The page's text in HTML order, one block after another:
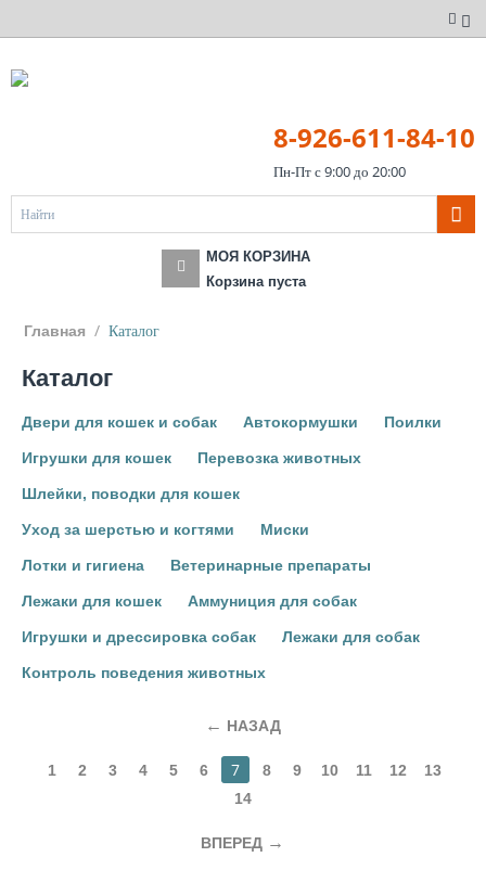
8-926-611-84-10
Пн-Пт с 9:00 до 20:00
МОЯ КОРЗИНА
Корзина пуста
Главная / Каталог
Каталог
Двери для кошек и собак Автокормушки Поилки
Игрушки для кошек Перевозка животных
Шлейки, поводки для кошек
Уход за шерстью и когтями Миски
Лотки и гигиена Ветеринарные препараты
Лежаки для кошек Аммуниция для собак
Игрушки и дрессировка собак Лежаки для собак
Контроль поведения животных
НАЗАД
1 2 3 4 5 6 7 8 9 10 11 12
13
14
ВПЕРЕД